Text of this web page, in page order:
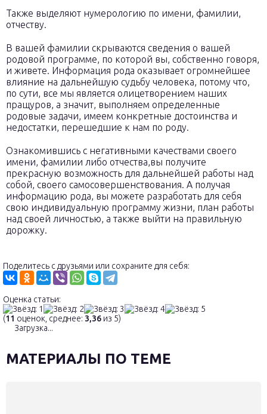
Также выделяют нумерологию по имени, фамилии,
отчеству.
В вашей фамилии скрываются сведения о вашей
родовой программе, по которой вы, собственно говоря,
и живете. Информация рода оказывает огромнейшее
влияние на дальнейшую судьбу человека, потому что,
по сути, все мы является олицетворением наших
пращуров, а значит, выполняем определенные
родовые задачи, имеем конкретные достоинства и
недостатки, перешедшие к нам по роду.
Ознакомившись с негативными качествами своего
имени, фамилии либо отчества,вы получите
прекрасную возможность для дальнейшей работы над
собой, своего самосовершенствования. А получая
информацию рода, вы можете разработать для себя
свою индивидуальную программу жизни, план работы
над своей личностью, а также выйти на правильную
дорожку.
Поделитесь с друзьями или сохраните для себя:
Оценка статьи:
(11 оценок, среднее: 3,36 из 5)
Загрузка...
МАТЕРИАЛЫ ПО ТЕМЕ